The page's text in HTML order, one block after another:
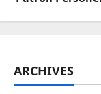
ARCHIVES